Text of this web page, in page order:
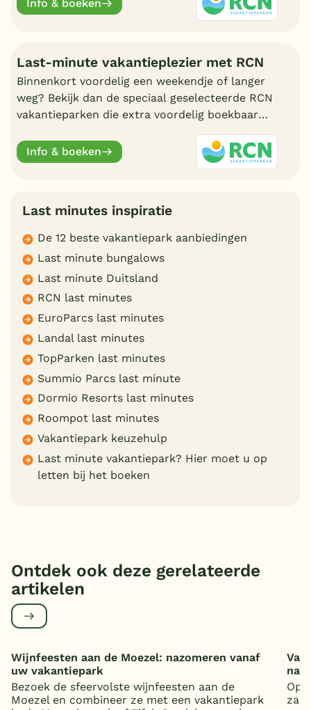
Info & boeken
Last-minute vakantieplezier met RCN
Binnenkort voordelig een weekendje of langer
weg? Bekijk dan de speciaal geselecteerde RCN
vakantieparken die extra voordelig boekbaar
Info & boeken
Last minutes inspiratie
De 12 beste vakantiepark aanbiedingen
Last minute bungalows
Last minute Duitsland
RCN last minutes
EuroParcs last minutes
Landal last minutes
TopParken last minutes
Summio Parcs last minute
Dormio Resorts last minutes
Roompot last minutes
Vakantiepark keuzehulp
Last minute vakantiepark? Hier moet u op
letten bij het boeken
Ontdek ook deze gerelateerde
artikelen
Wijnfeesten aan de Moezel: nazomeren vanaf
uw vakantiepark
Bezoek de sfeervolste wijnfeesten aan de
Moezel en combineer ze met een vakantiepark
Op